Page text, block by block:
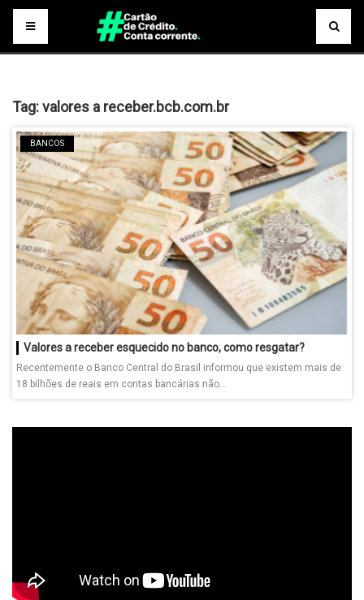
Tag:valores a receber.bcb.com.br
BANCOS
Valores a receber esquecido no banco, como resgatar?
Recentemente o Banco Central do Brasil informou que existem mais de
18 bilhões de reais em contas bancárias não...